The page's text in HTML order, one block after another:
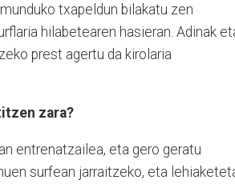
txapeldun bilakatu zen
hilabetearen hasieran. Adinak
prest agertu da kirolaria
zara?
entrenatzailea, eta gero geratu
surfean jarraitzeko, eta